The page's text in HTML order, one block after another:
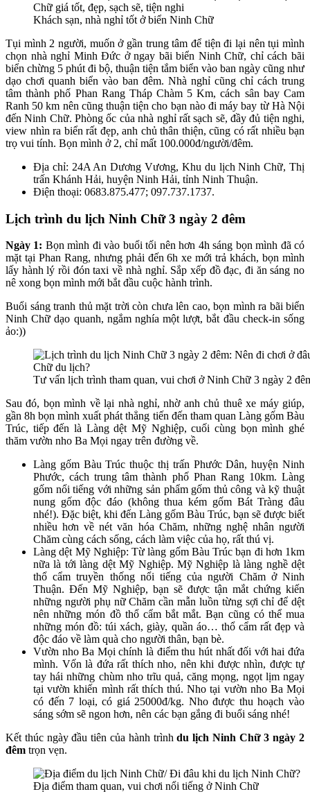
Khách sạn, nhà nghỉ tốt ở biển Ninh Chữ
Tụi mình 2 người, muốn ở gần trung tâm để tiện đi lại nên tụi mình
chọn nhà nghỉ Minh Đức ở ngay bãi biển Ninh Chữ, chỉ cách bãi
biển chừng 5 phút đi bộ, thuận tiện tắm biển vào ban ngày cũng như
dạo chơi quanh biển vào ban đêm. Nhà nghỉ cũng chỉ cách trung
tâm thành phố Phan Rang Tháp Chàm 5 Km, cách sân bay Cam
Ranh 50 km nên cũng thuận tiện cho bạn nào đi máy bay từ Hà Nội
đến Ninh Chữ. Phòng ốc của nhà nghỉ rất sạch sẽ, đầy đủ tiện nghi,
view nhìn ra biển rất đẹp, anh chủ thân thiện, cũng có rất nhiều bạn
trọ vui tính. Bọn mình ở 2, chỉ mất 100.000đ/người/đêm.
Địa chỉ: 24A An Dương Vương, Khu du lịch Ninh Chữ, Thị
trấn Khánh Hải, huyện Ninh Hải, tỉnh Ninh Thuận.
Điện thoại: 0683.875.477; 097.737.1737.
Lịch trình du lịch Ninh Chữ 3 ngày 2 đêm
Ngày 1: Bọn mình đi vào buổi tối nên hơn 4h sáng bọn mình đã có
mặt tại Phan Rang, nhưng phải đến 6h xe mới trả khách, bọn mình
lấy hành lý rồi đón taxi về nhà nghỉ. Sắp xếp đồ đạc, đi ăn sáng no
nê xong bọn mình mới bắt đầu cuộc hành trình.
Buổi sáng tranh thủ mặt trời còn chưa lên cao, bọn mình ra bãi biển
Ninh Chữ dạo quanh, ngắm nghía một lượt, bắt đầu check-in sống
ảo:))
Tư vấn lịch trình tham quan, vui chơi ở Ninh Chữ 3 ngày 2
Sau đó, bọn mình về lại nhà nghỉ, nhờ anh chủ thuê xe máy giúp,
gần 8h bọn mình xuất phát thẳng tiến đến tham quan Làng gốm Bàu
Trúc, tiếp đến là Làng dệt Mỹ Nghiệp, cuối cùng bọn mình ghé
thăm vườn nho Ba Mọi ngay trên đường về.
Làng gốm Bàu Trúc thuộc thị trấn Phước Dân, huyện Ninh
Phước, cách trung tâm thành phố Phan Rang 10km. Làng
gốm nổi tiếng với những sản phẩm gốm thủ công và kỹ thuật
nung gốm độc đáo (không thua kém gốm Bát Tràng đâu
nhé!). Đặc biệt, khi đến Làng gốm Bàu Trúc, bạn sẽ được biết
nhiều hơn về nét văn hóa Chăm, những nghệ nhân người
Chăm cùng cách sống, cách làm việc của họ, rất thú vị.
Làng dệt Mỹ Nghiệp: Từ làng gốm Bàu Trúc bạn đi hơn 1km
nữa là tới làng dệt Mỹ Nghiệp. Mỹ Nghiệp là làng nghề dệt
thổ cẩm truyền thống nổi tiếng của người Chăm ở Ninh
Thuận. Đến Mỹ Nghiệp, bạn sẽ được tận mắt chứng kiến
những người phụ nữ Chăm cần mẫn luồn từng sợi chỉ để dệt
nên những món đồ thổ cẩm bắt mắt. Bạn cũng có thể mua
những món đồ: túi xách, giày, quần áo… thổ cẩm rất đẹp và
độc đáo về làm quà cho người thân, bạn bè.
Vườn nho Ba Mọi chính là điểm thu hút nhất đối với hai đứa
mình. Vốn là đứa rất thích nho, nên khi được nhìn, được tự
tay hái những chùm nho trĩu quả, căng mọng, ngọt lịm ngay
tại vườn khiến mình rất thích thú. Nho tại vườn nho Ba Mọi
có đến 7 loại, có giá 25000đ/kg. Nho được thu hoạch vào
sáng sớm sẽ ngon hơn, nên các bạn gắng đi buổi sáng nhé!
Kết thúc ngày đầu tiên của hành trìnhdu lịch Ninh Chữ 3 ngày 2
đêm trọn vẹn.
Địa điểm tham quan, vui chơi nổi tiếng ở Ninh Chữ